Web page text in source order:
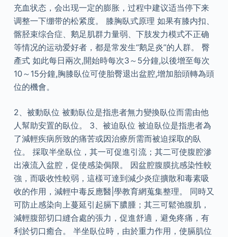
充血状态，会出现一定的膨胀，过程中建议适当停下来
调整一下绷带的松紧度。 膝胸臥式原理 如果有膝内扣、
髂胫束综合症、鹅足肌群力量弱、下肢发力模式不正确
等情况的运动爱好者，都是常发生“鹅足炎”的人群。 臀
產式 如此每日兩次,開始時每次3～5分鐘,以後增至每次
10～15分鐘,胸膝臥位可使胎臀退出盆腔,增加胎頭轉為頭
位的機會。
2、被動臥位 被動臥位是指患者無力變換臥位而需由他
人幫助安置的臥位。 3、被迫臥位 被迫臥位是指患者為
了減輕疾病所致的痛苦或因治療所需而被迫採取的臥
位。 採取半坐臥位，其一可促進引流；其二可使腹腔滲
出液流入盆腔，促使感染侷限。 因盆腔腹膜抗感染性較
強，而吸收性較弱，這樣可達到減少炎症擴散和毒素吸
收的作用，減輕中毒反應醫|學教育網蒐集整理。 同時又
可防止感染向上蔓延引起膈下膿腫；其三可鬆弛腹肌，
減輕腹部切口縫合處的張力，促進舒適，避免疼痛，有
利於切口癒合。 半坐臥位時，由於重力作用，使膈肌位